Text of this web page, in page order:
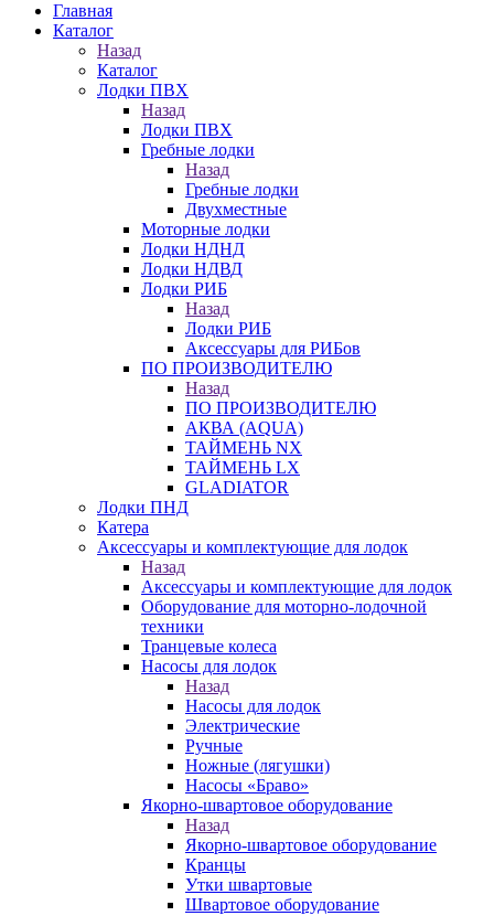
Главная
Каталог
Назад
Каталог
Лодки ПВХ
Назад
Лодки ПВХ
Гребные лодки
Назад
Гребные лодки
Двухместные
Моторные лодки
Лодки НДНД
Лодки НДВД
Лодки РИБ
Назад
Лодки РИБ
Аксессуары для РИБов
ПО ПРОИЗВОДИТЕЛЮ
Назад
ПО ПРОИЗВОДИТЕЛЮ
АКВА (AQUA)
ТАЙМЕНЬ NX
ТАЙМЕНЬ LX
GLADIATOR
Лодки ПНД
Катера
Аксессуары и комплектующие для лодок
Назад
Аксессуары и комплектующие для лодок
Оборудование для моторно-лодочной
техники
Транцевые колеса
Насосы для лодок
Назад
Насосы для лодок
Электрические
Ручные
Ножные (лягушки)
Насосы «Браво»
Якорно-швартовое оборудование
Назад
Якорно-швартовое оборудование
Кранцы
Утки швартовые
Швартовое оборудование